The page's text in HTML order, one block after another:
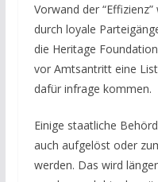
Vorwand der
durch loyale
die Heritage
vor Amtsantritt eine
dafür infrage kommen.
Einige staatliche
auch aufgelöst oder
werden. Das wird